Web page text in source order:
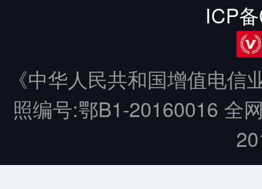
ICP
《中华人民共和国增值电
照编号:鄂B1-20160016 全